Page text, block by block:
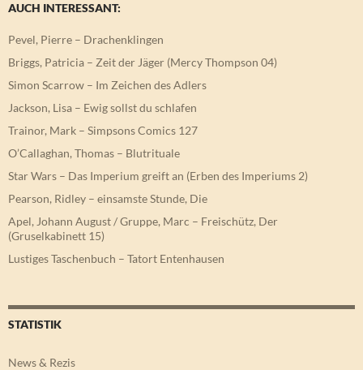
AUCH INTERESSANT:
Pevel, Pierre – Drachenklingen
Briggs, Patricia – Zeit der Jäger (Mercy Thompson 04)
Simon Scarrow – Im Zeichen des Adlers
Jackson, Lisa – Ewig sollst du schlafen
Trainor, Mark – Simpsons Comics 127
O’Callaghan, Thomas – Blutrituale
Star Wars – Das Imperium greift an (Erben des Imperiums 2)
Pearson, Ridley – einsamste Stunde, Die
Apel, Johann August / Gruppe, Marc – Freischütz, Der
(Gruselkabinett 15)
Lustiges Taschenbuch – Tatort Entenhausen
STATISTIK
News & Rezis